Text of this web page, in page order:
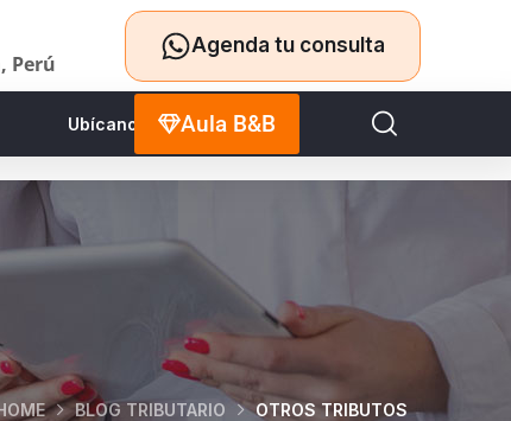
Perú
Agenda tu consulta
Ubícanos Aula B&B
BLOG TRIBUTARIO OTROS TRIBUTOS